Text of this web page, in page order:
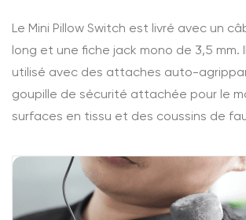
Le Mini Pillow Switch est livré avec un
long et une fiche jack mono de 3,5 mm.
utilisé avec des attaches auto-
goupille de sécurité attachée pour le
surfaces en tissu et des coussins de